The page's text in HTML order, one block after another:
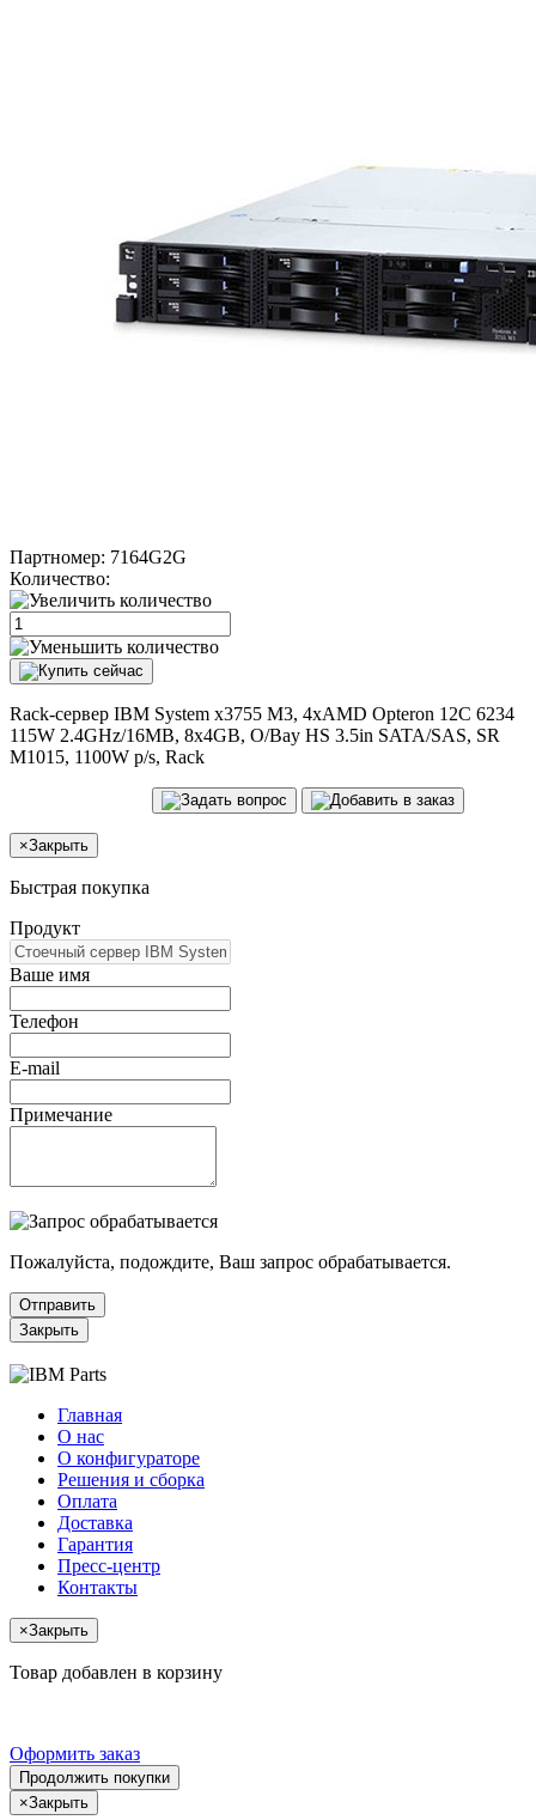
Партномер: 7164G2G
Количество:
Rack-сервер IBM System x3755 M3, 4xAMD Opteron 12C 6234
115W 2.4GHz/16MB, 8x4GB, O/Bay HS 3.5in SATA/SAS, SR
M1015, 1100W p/s, Rack
×Закрыть
Быстрая покупка
Продукт
Ваше имя
Телефон
E-mail
Примечание
Пожалуйста, подождите, Ваш запрос обрабатывается.
Отправить
Закрыть
Главная
О нас
О конфигураторе
Решения и сборка
Оплата
Доставка
Гарантия
Пресс-центр
Контакты
×Закрыть
Товар добавлен в корзину
Оформить заказ
Продолжить покупки
×Закрыть